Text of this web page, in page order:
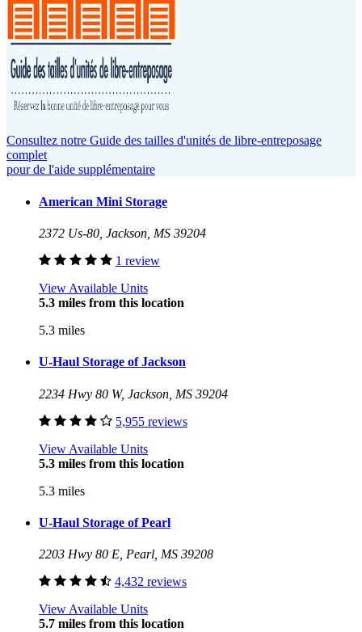
Consultez notre Guide des tailles d'unités de libre-entreposage
complet
pour de l'aide supplémentaire
American Mini Storage
2372 Us-80, Jackson, MS 39204
1 review
View Available Units
5.3 miles from this location
5.3 miles
U-Haul Storage of Jackson
2234 Hwy 80 W, Jackson, MS 39204
5,955 reviews
View Available Units
5.3 miles from this location
5.3 miles
U-Haul Storage of Pearl
2203 Hwy 80 E, Pearl, MS 39208
4,432 reviews
View Available Units
5.7 miles from this location